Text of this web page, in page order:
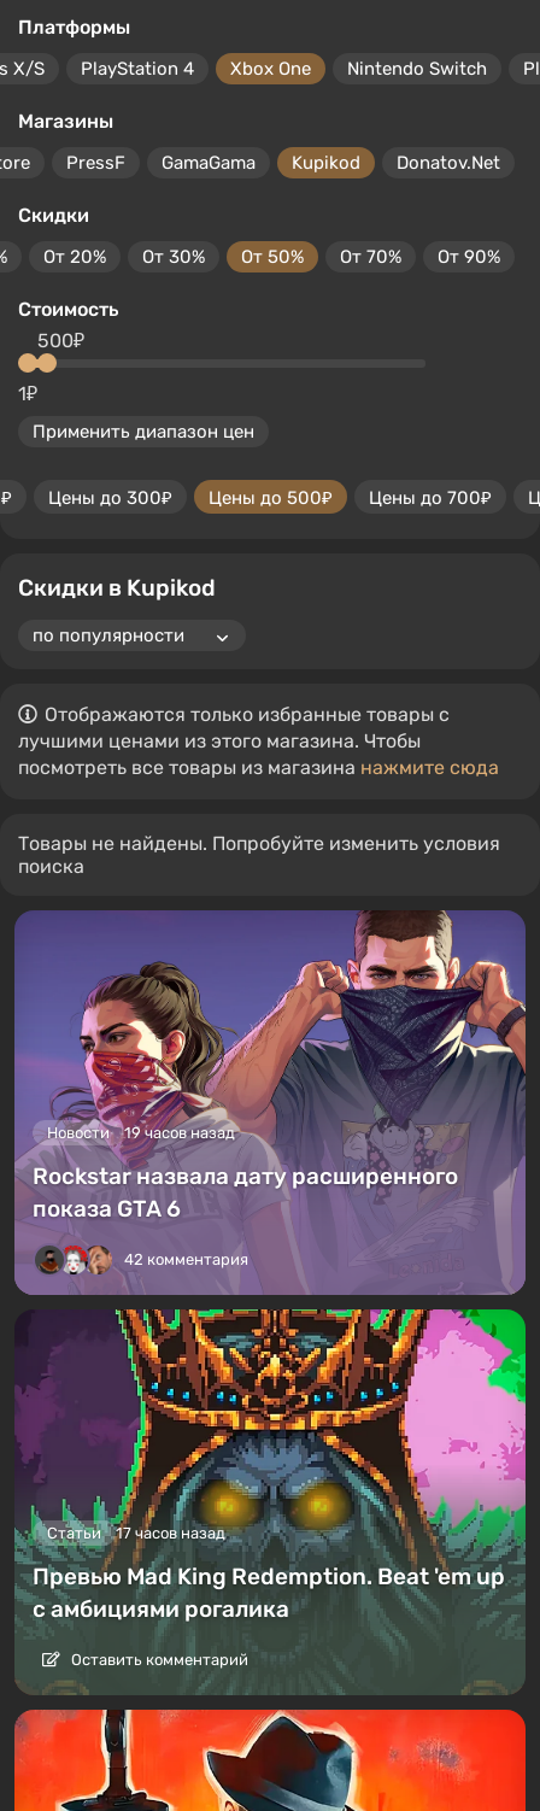
Платформы
X/S PlayStation 4 Xbox One Nintendo Switch
Магазины
PressF GamaGama Kupikod Donatov.Net
Скидки
От 20% От 30% От 50% От 70% От 90%
Стоимость
1₽
500₽
Применить диапазон цен
Цены до 300₽ Цены до 500₽ Цены до 700₽
Скидки в Kupikod
Отображаются только избранные товары с
лучшими ценами из этого магазина. Чтобы
посмотреть все товары из магазина нажмите сюда
Товары не найдены. Попробуйте изменить условия
поиска
Новости 19 часов назад
Rockstar назвала дату расширенного
показа GTA 6
42 комментария
Статьи 17 часов назад
Превью Mad King Redemption. Beat 'em up
с амбициями рогалика
Оставить комментарий